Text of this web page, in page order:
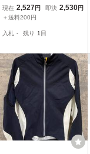
デザイン サイクルキャッ
プ 超美品
現在 2,527円 即決 2,530円
＋送料200円
入札 - 残り 1日